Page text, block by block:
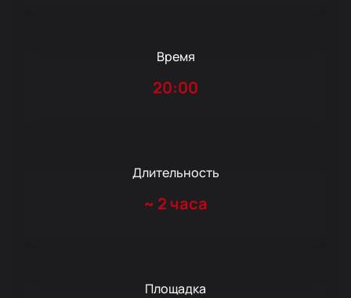
Время
20:00
Длительность
~ 2 часа
Площадка